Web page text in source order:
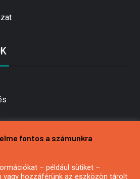
fontos a számunkra
– például sütiket –
vagy hozzáférünk az eszközön tárolt